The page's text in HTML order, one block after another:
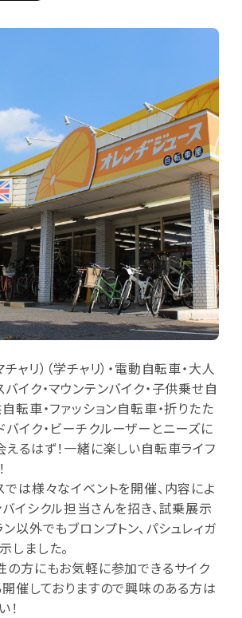
ャリ）（学チャリ）・電動自転車・大人
イク・マウンテンバイク・子供乗せ自
転車・ファッション自転車・折りたた
バイク・ビーチクルーザーとニーズに
えるはず！一緒に楽しい自転車ライフ
では様々なイベントを開催、内容によ
バイシクル担当さんを招き、試乗展示
以外でもブロンプトン、パシュレィガ
しました。
の方にもお気軽に参加できるサイク
開催しておりますので興味のある方は
！